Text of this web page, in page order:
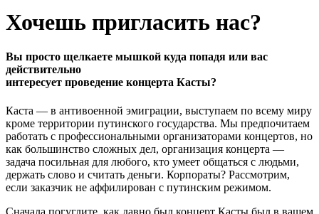
Хочешь пригласить нас?
Вы просто щелкаете мышкой куда попадя или вас
действительно
интересует проведение концерта Касты?
Каста — в антивоенной эмиграции, выступаем по всему миру
кроме территории путинского государства. Мы предпочитаем
работать с профессиональными организаторами концертов, но
как большинство сложных дел, организация концерта —
задача посильная для любого, кто умеет общаться с людьми,
держать слово и считать деньги. Корпораты? Рассмотрим,
если заказчик не аффилирован с путинским режимом.
Сначала погуглите, как давно был концерт Касты был в вашем